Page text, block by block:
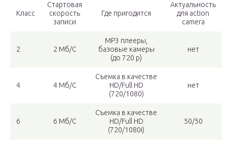
Класс
Стартовая
скорость
записи
Где пригодится
Актуальность
для action
camera
2 2 Мб/С
MP3 плееры,
базовые камеры
(до 720 p)
нет
4 4 Мб/С
Съемка в качестве
HD/Full HD
(720/1080)
нет
6 6 Мб/С
Съемка в качестве
HD/Full HD
(720/1080i)
50/50